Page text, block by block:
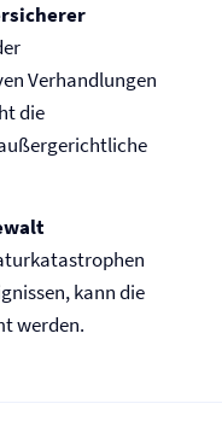
Verhandlungen
die
kann die
werden.